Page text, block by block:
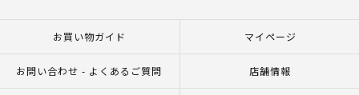
お買い物ガイド マイページ
お問い合わせ - よくあるご質問 店舗情報